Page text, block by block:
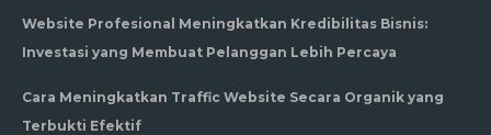
Website Profesional Meningkatkan Kredibilitas Bisnis:
Investasi yang Membuat Pelanggan Lebih Percaya
Cara Meningkatkan Traffic Website Secara Organik yang
Terbukti Efektif